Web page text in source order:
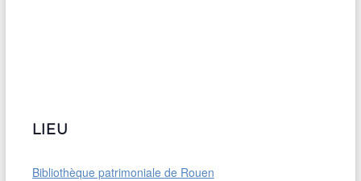
LIEU
Bibliothèque patrimoniale de Rouen